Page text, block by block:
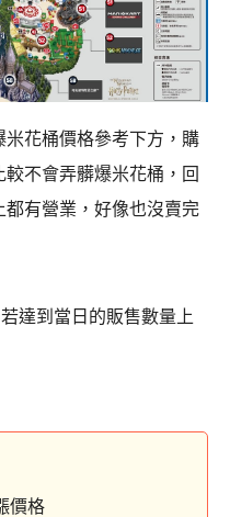
花桶價格參考下方，購
不會弄髒爆米花桶，回
有營業，好像也沒賣完
達到當日的販售數量上
價格